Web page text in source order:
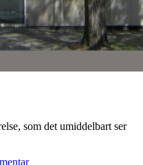
som det umiddelbart ser